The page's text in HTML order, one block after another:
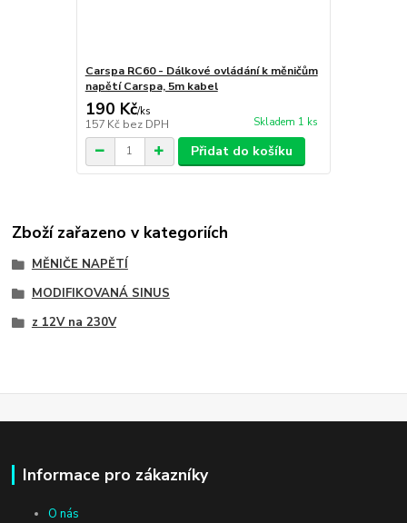
Carspa RC60 - Dálkové ovládání k měničům
napětí Carspa, 5m kabel
190 Kč/ks
157 Kč bez DPH Skladem 1 ks
Přidat do košíku
Zboží zařazeno v kategoriích
MĚNIČE NAPĚTÍ
MODIFIKOVANÁ SINUS
z 12V na 230V
Informace pro zákazníky
O nás